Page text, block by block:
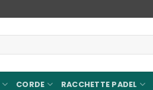
CORDE RACCHETTE PADEL